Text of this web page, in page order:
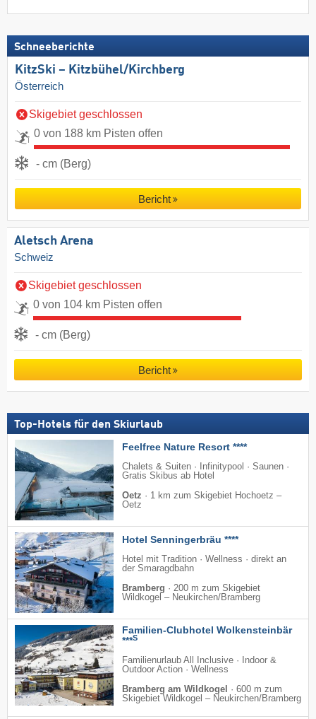
Schneeberichte
KitzSki – Kitzbühel/​Kirchberg
Österreich
Skigebiet geschlossen
0 von 188 km Pisten offen
- cm (Berg)
Bericht
Aletsch Arena
Schweiz
Skigebiet geschlossen
0 von 104 km Pisten offen
- cm (Berg)
Bericht
Top-Hotels für den Skiurlaub
Feelfree Nature Resort ****
Chalets & Suiten · Infinitypool · Saunen ·
Gratis Skibus ab Hotel
Oetz · 1 km zum Skigebiet Hochoetz –
Oetz
Hotel Senningerbräu ****
Hotel mit Tradition · Wellness · direkt an
der Smaragdbahn
Bramberg · 200 m zum Skigebiet
Wildkogel – Neukirchen/​Bramberg
Familien-Clubhotel Wolkensteinbär
***S
Familienurlaub All Inclusive · Indoor &
Outdoor Action · Wellness
Bramberg am Wildkogel
· 600 m zum
Skigebiet Wildkogel – Neukirchen/​Bramberg